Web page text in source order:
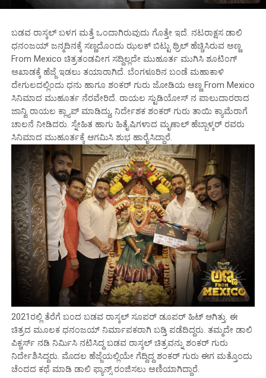
ಬಡವ ರಾಸ್ಕಲ್ ಬಳಗ ಮತ್ತೆ ಒಂದಾಗಿರುವುದು ಗೊತ್ತೇ ಇದೆ. ನಟರಾಕ್ಷಸ ಡಾಲಿ
ಧನಂಜಯ್ ಜನ್ಮದಿನಕ್ಕೆ ಸಣ್ಣದೊಂದು ಝಲಕ್ ಬಿಟ್ಟು ಥ್ರಿಲ್ ಹೆಚ್ಚಿಸಿರುವ ಅಣ್ಣ
From Mexico ಚಿತ್ರತಂಡವೀಗ ಸದ್ದಿಲ್ಲದೇ ಮುಹೂರ್ತ ಮುಗಿಸಿ ಶೂಟಿಂಗ್
ಅಖಾಡಕ್ಕೆ ಹೆಜ್ಜೆ ಇಡಲು ತಯಾರಾಗಿದೆ. ಬೆಂಗಳೂರಿನ ಬಂಡೆ ಮಹಾಕಾಳಿ
ದೇಗುಲದಲ್ಲಿಂದು ಧನು ಹಾಗೂ ಶಂಕರ್ ಗುರು ಜೋಡಿಯ ಅಣ್ಣ From Mexico
ಸಿನಿಮಾದ ಮುಹೂರ್ತ ನೆರವೇರಿದೆ. ರಾಯಲ ಸ್ಟುಡಿಯೋಸ್ ನ ಪಾಲುದಾರರಾದ
ಜಾನ್ವಿ ರಾಯಲ ಕ್ಲ್ಯಾಪ್ ಮಾಡಿದ್ದು, ನಿರ್ದೇಶಕ ಶಂಕರ್ ಗುರು ತಾಯಿ ಕ್ಯಾಮೆರಾಗೆ
ಚಾಲನೆ ನೀಡಿದರು. ಸ್ನೇಹಿತ ಹಾಗು ಹಿತೈಷಿಗಳಾದ ಮೃಣಾಲ್ ಹೆಬ್ಬಾಳ್ಕರ್ ರವರು
ಸಿನಿಮಾದ ಮುಹೂರ್ತಕ್ಕೆ ಆಗಮಿಸಿ ಶುಭ ಹಾರೈಸಿದ್ದಾರೆ.
2021ರಲ್ಲಿ ತೆರೆಗೆ ಬಂದ ಬಡವ ರಾಸ್ಕಲ್ ಸೂಪರ್ ಡೂಪರ್ ಹಿಟ್ ಆಗಿತ್ತು. ಈ
ಚಿತ್ರದ ಮೂಲಕ ಧನಂಜಯ್ ನಿರ್ಮಾಪಕರಾಗಿ ಬಡ್ತಿ ಪಡೆದಿದ್ದರು. ತಮ್ಮದೇ ಡಾಲಿ
ಪಿಕ್ಚರ್ಸ್ ನಡಿ ನಿರ್ಮಿಸಿ ನಟಿಸಿದ್ದ ಬಡವ ರಾಸ್ಕಲ್ ಚಿತ್ರವನ್ನು ಶಂಕರ್ ಗುರು
ನಿರ್ದೇಶಿಸಿದ್ದರು. ಮೊದಲ ಹೆಜ್ಜೆಯಲ್ಲಿಯೇ ಗೆದ್ದಿದ್ದ ಶಂಕರ್ ಗುರು ಈಗ ಮತ್ತೊಂದು
ಚೆಂದದ ಕಥೆ ಮಾಡಿ ಡಾಲಿ ಫ್ಯಾನ್ಸ್ ರಂಜಿಸಲು ಅಣಿಯಾಗಿದ್ದಾರೆ.